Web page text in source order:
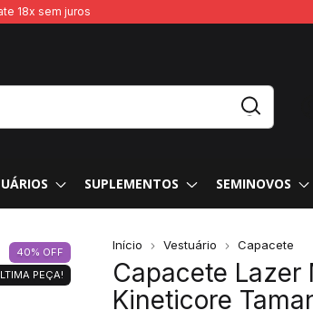
18x sem juros
SUPLEMENTOS SEMINOVOS
40% OFF
PEÇA!
Início Vestuário Capacete
Capacete Lazer
Kineticore